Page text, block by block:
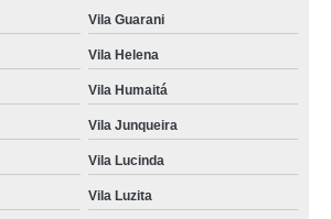
Vila Guarani
Vila Helena
Vila Humaitá
Vila Junqueira
Vila Lucinda
Vila Luzita